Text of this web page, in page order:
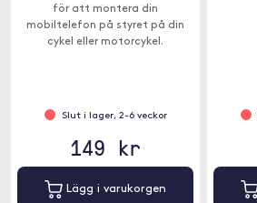
för att montera din
mobiltelefon på styret på din
cykel eller motorcykel.
Slut i lager, 2-6 veckor
149 kr
Lägg i varukorgen